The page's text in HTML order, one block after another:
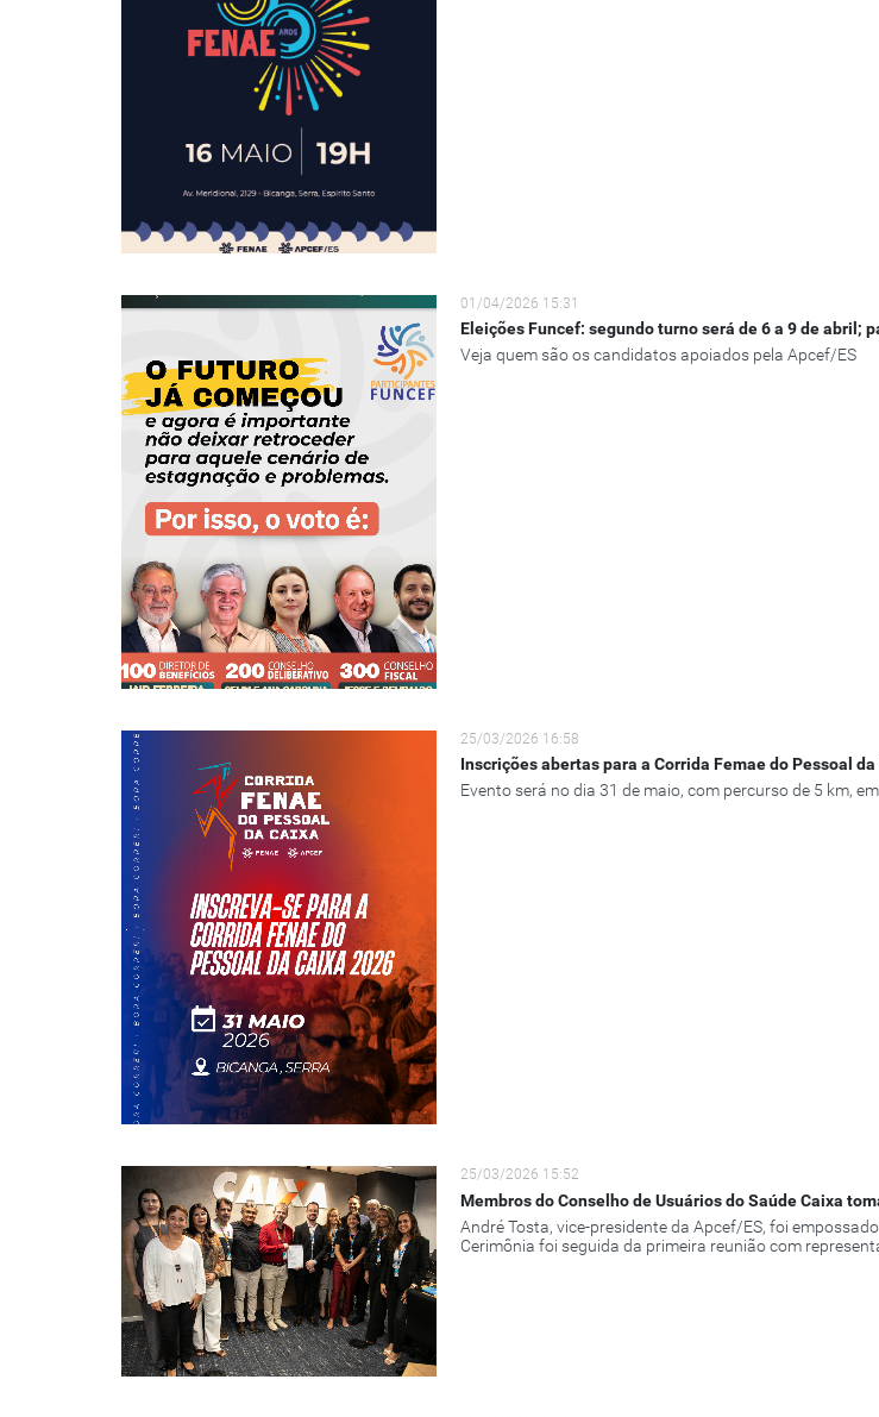
01/04/2026 15:31
Eleições Funcef: segundo turno será de 6 a 9 de abril;
Veja quem são os candidatos apoiados pela Apcef/ES
25/03/2026 16:58
Inscrições abertas para a Corrida Femae do Pessoal da
Evento será no dia 31 de maio, com percurso de 5 km,
25/03/2026 15:52
Membros do Conselho de Usuários do Saúde Caixa
André Tosta, vice-presidente da Apcef/ES, foi
Cerimônia foi seguida da primeira reunião com